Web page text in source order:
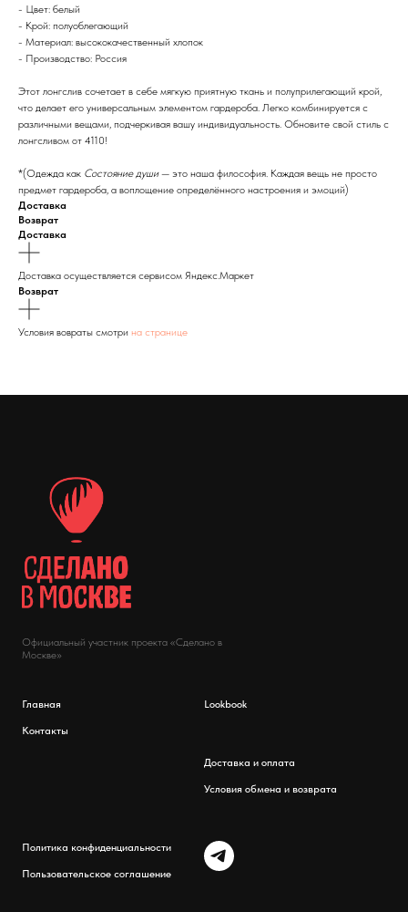
- Цвет: белый
- Крой: полуоблегающий
- Материал: высококачественный хлопок
- Производство: Россия
Этот лонгслив сочетает в себе мягкую приятную ткань и полуприлегающий крой,
что делает его универсальным элементом гардероба. Легко комбинируется с
различными вещами, подчеркивая вашу индивидуальность. Обновите свой стиль с
лонгсливом от 4110!
*(Одежда как Состояние души— это наша философия. Каждая вещь не просто
предмет гардероба, а воплощение определённого настроения и эмоций)
Доставка
Возврат
Доставка
Доставка осуществляется сервисом Яндекс.Маркет
Возврат
Условия вовраты смотри на странице
Официальный участник проекта «Сделано в
Москве»
Главная
Контакты
Lookbook
Доставка и оплата
Условия обмена и возврата
Политика конфиденциальности
Пользовательское соглашение